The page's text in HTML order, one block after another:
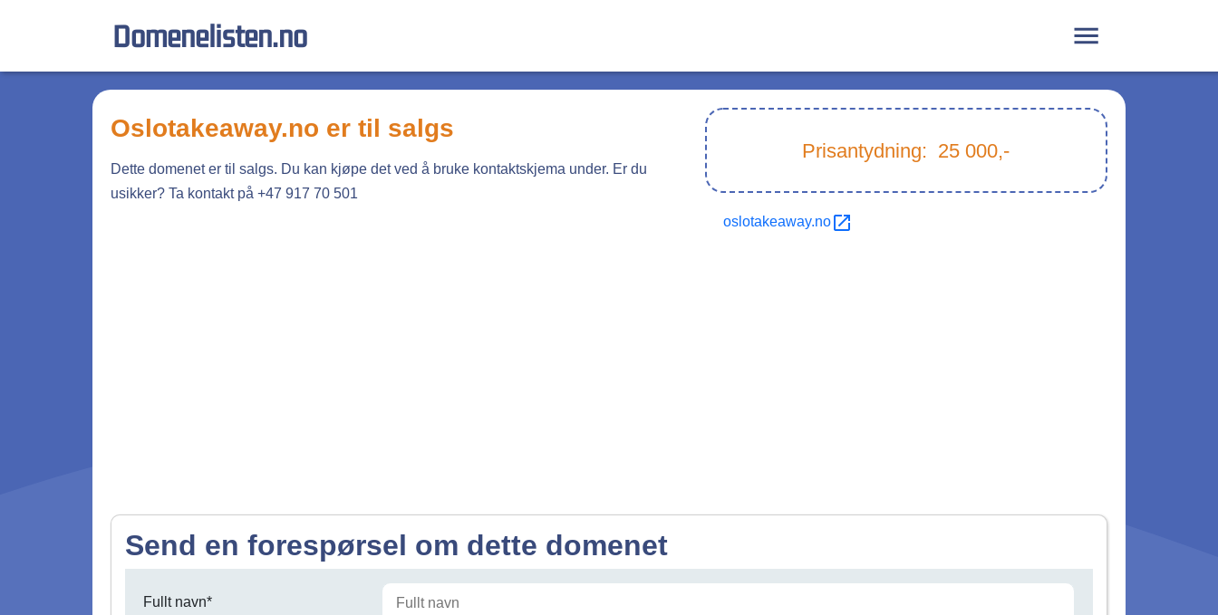
Domenelisten.no
oslotakeaway.no er til salgs
Dette domenet er til salgs. Du kan kjøpe det ved å bruke kontaktskjema under. Er du
usikker? Ta kontakt på +47 917 70 501
Prisantydning: 25 000,-
oslotakeaway.no
Send en forespørsel om dette domenet
Fullt navn*